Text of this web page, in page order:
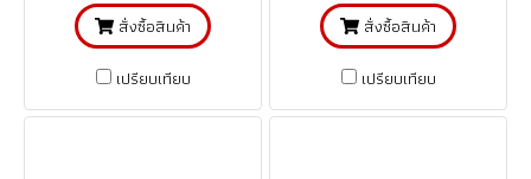
สั่งซื้อสินค้า
เปรียบเทียบ
สั่งซื้อสินค้า
เปรียบเทียบ